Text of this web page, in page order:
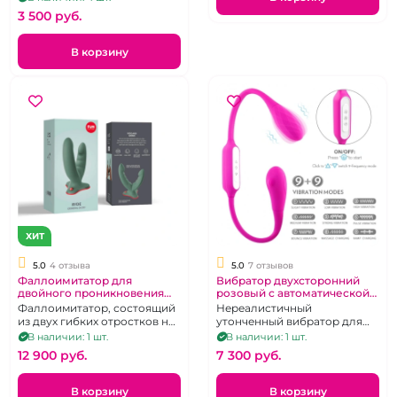
3 500 pуб.
В корзину
ХИТ
5.0 4 отзыва
Фаллоимитатор для
двойного проникновения
"Fun Factory" Ryde зеленый
Фаллоимитатор, состоящий
из двух гибких отростков на
нескользящей платформе
В наличии: 1 шт.
12 900 pуб.
В корзину
5.0 7 отзывов
Вибратор двухсторонний
розовый с автоматической
мануальной стимуляции на
клитора, точки G и простаты
"S-Hande" Bulbasaur
Нереалистичный
утонченный вибратор для
пары, соло и даже двух пар!
В наличии: 1 шт.
7 300 pуб.
В корзину